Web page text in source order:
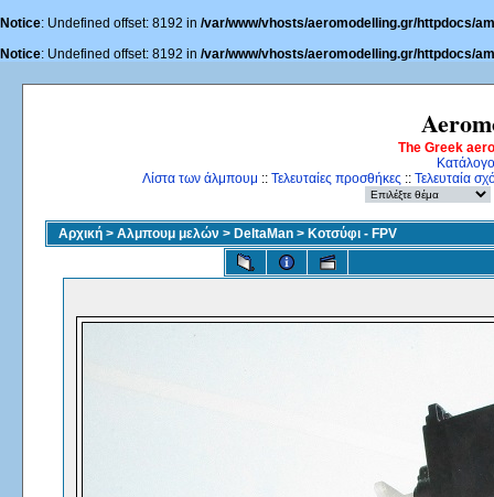
Notice: Undefined offset: 8192 in /var/www/vhosts/aeromodelling.gr/httpdocs/
Notice: Undefined offset: 8192 in /var/www/vhosts/aeromodelling.gr/httpdocs/
The Greek
Λίστα των άλμπουμ :: Τελευταίες προσθήκες :: Τελευταία
Αρχική > Αλμπουμ μελών > DeltaMan > Κοτσύφι - FPV